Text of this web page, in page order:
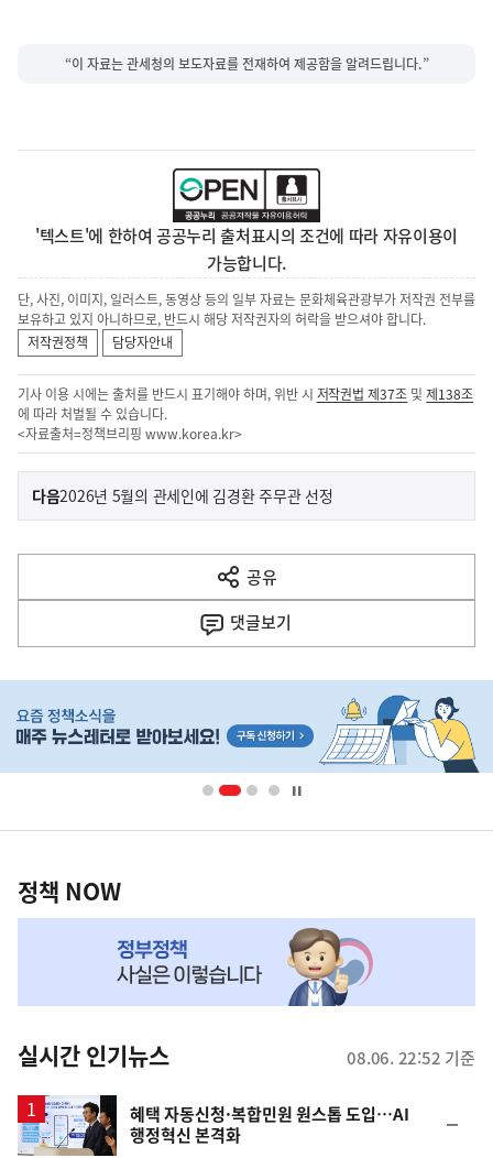
“이 자료는 관세청의 보도자료를 전재하여 제공함을 알려드립니다.”
'텍스트'에 한하여 공공누리 출처표시의 조건에 따라 자유이용이
가능합니다.
단, 사진, 이미지, 일러스트, 동영상 등의 일부 자료는 문화체육관광부가 저작권 전부를
보유하고 있지 아니하므로, 반드시 해당 저작권자의 허락을 받으셔야 합니다.
저작권정책
담당자안내
기사 이용 시에는 출처를 반드시 표기해야 하며, 위반 시 저작권법 제37조 및제138조
에 따라 처벌될 수 있습니다.
<자료출처=정책브리핑 www.korea.kr>
이
전
다
음
다음기
사
2026년 5월의 관세인에 김경환 주무관 선정
공유
열
기
댓글보기
단
영
책
NOW,
뉴
스
정책 NOW
실시간 인기뉴스 08.06. 22:52 기준
혜택 자동신청·복합민원 원스톱 도입…AI
행정혁신 본격화